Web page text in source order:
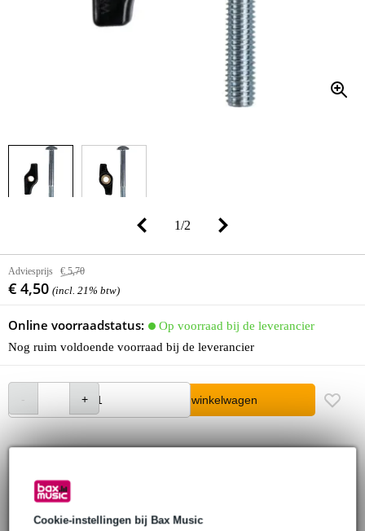
Cookie-instellingen bij Bax Music
1/2
Adviesprijs € 5,70
€ 4,50 (incl. 21% btw)
Online voorraadstatus:
Op voorraad bij de leverancier
Nog ruim voldoende voorraad bij de leverancier
In winkelwagen
30 dagen 'niet goed geld terug' garantie